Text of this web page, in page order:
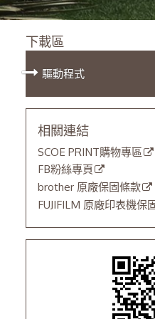
下載區
驅動程式
相關連結
SCOE PRINT購物專區
FB粉絲專頁
brother 原廠保固條款
FUJIFILM 原廠印表機保